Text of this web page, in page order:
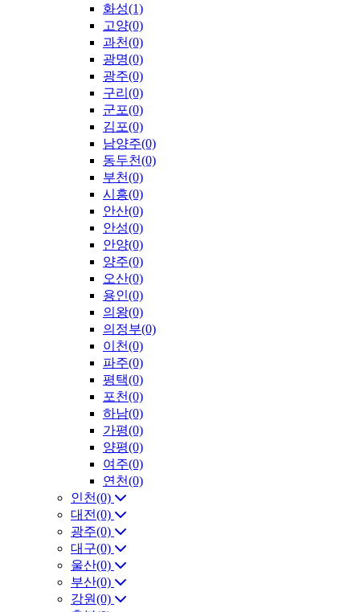
화성(1)
고양(0)
과천(0)
광명(0)
광주(0)
구리(0)
군포(0)
김포(0)
남양주(0)
동두천(0)
부천(0)
시흥(0)
안산(0)
안성(0)
안양(0)
양주(0)
오산(0)
용인(0)
의왕(0)
의정부(0)
이천(0)
파주(0)
평택(0)
포천(0)
하남(0)
가평(0)
양평(0)
여주(0)
연천(0)
인천(0)
대전(0)
광주(0)
대구(0)
울산(0)
부산(0)
강원(0)